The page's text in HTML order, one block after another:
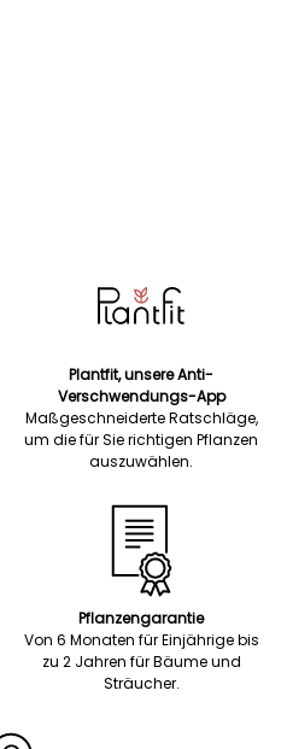
Plantfit, unsere Anti-
Verschwendungs-App
Maßgeschneiderte Ratschläge,
um die für Sie richtigen Pflanzen
auszuwählen.
Pflanzengarantie
Von 6 Monaten für Einjährige bis
zu 2 Jahren für Bäume und
Sträucher.